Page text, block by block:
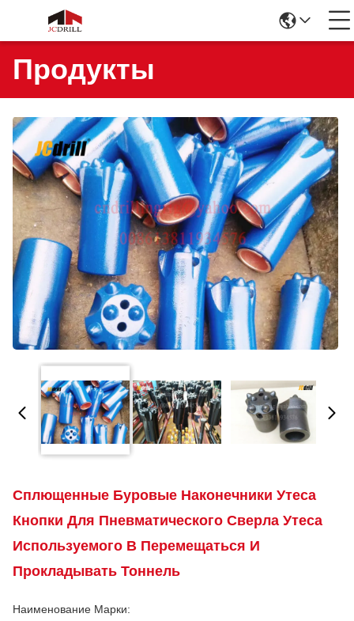
Продукты
Сплющенные Буровые Наконечники Утеса
Кнопки Для Пневматического Сверла Утеса
Используемого В Перемещаться И
Прокладывать Тоннель
Наименование Марки: